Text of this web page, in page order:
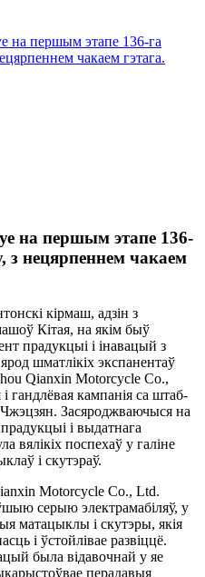
на першым этапе 136-га
чакаем гэтага.
на першым этапе 136-
з нецярпеннем чакаем
кірмаш, адзін з
Кітая, на якім быў
прадукцыі і інавацый з
шматлікіх экспанентаў
Qianxin Motorcycle Co.,
гандлёвая кампанія са штаб-
Засяроджваючыся на
і выдатнага
вялікіх поспехаў у галіне
і скутэраў.
Motorcycle Co., Ltd.
серыю электрамабіляў, у
матацыклы і скутэры, якія
і ўстойлівае развіццё.
была відавочнай у яе
перадавыя